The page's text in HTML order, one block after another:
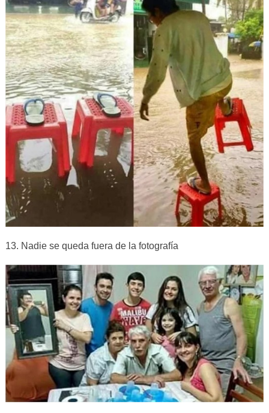
13. Nadie se queda fuera de la fotografía